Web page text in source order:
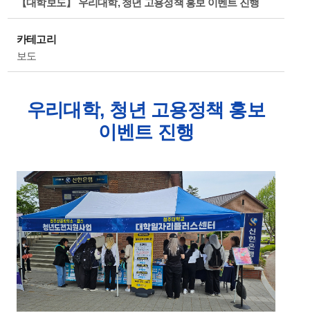
【대학보도】 우리대학, 청년 고용정책 홍보 이벤트 진행
카테고리
보도
우리대학, 청년 고용정책 홍보
이벤트 진행